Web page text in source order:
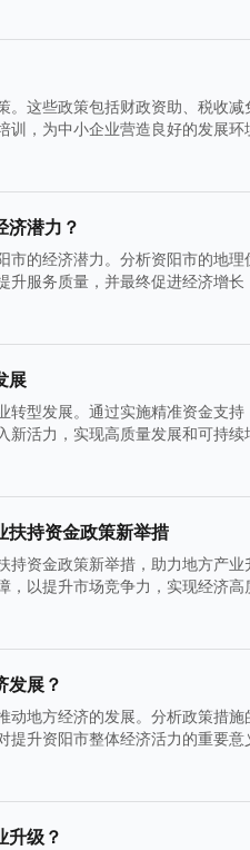
这些政策包括财政资助、税收
，为中小企业营造良好的发展环
济潜力？
的经济潜力。分析资阳市的地
服务质量，并最终促进经济增长
展
型发展。通过实施精准资金支
活力，实现高质量发展和可持续
扶持资金政策新举措
资金政策新举措，助力地方产
以提升市场竞争力，实现经济高
发展？
地方经济的发展。分析政策措
升资阳市整体经济活力的重要意
升级？